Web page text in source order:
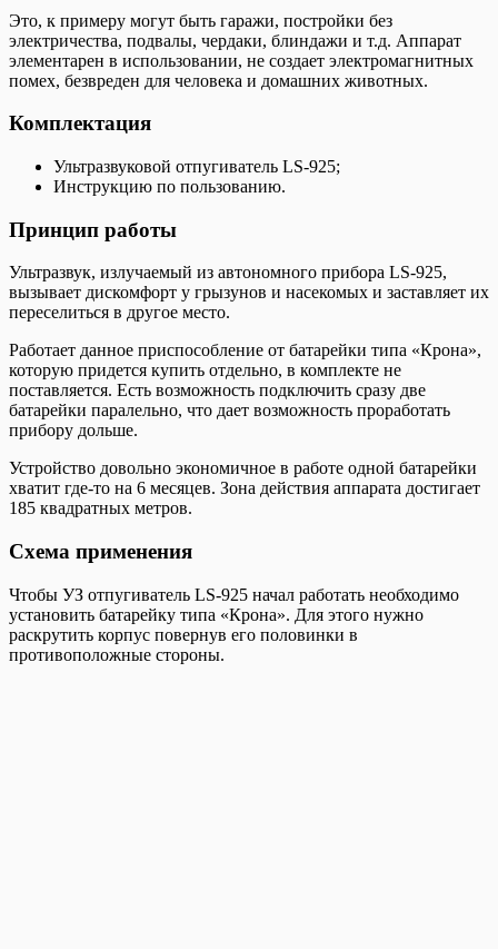
Это, к примеру могут быть гаражи, постройки без
электричества, подвалы, чердаки, блиндажи и т.д. Аппарат
элементарен в использовании, не создает электромагнитных
помех, безвреден для человека и домашних животных.
Комплектация
Ультразвуковой отпугиватель LS-925;
Инструкцию по пользованию.
Принцип работы
Ультразвук, излучаемый из автономного прибора LS-925,
вызывает дискомфорт у грызунов и насекомых и заставляет их
переселиться в другое место.
Работает данное приспособление от батарейки типа «Крона»,
которую придется купить отдельно, в комплекте не
поставляется. Есть возможность подключить сразу две
батарейки паралельно, что дает возможность проработать
прибору дольше.
Устройство довольно экономичное в работе одной батарейки
хватит где-то на 6 месяцев. Зона действия аппарата достигает
185 квадратных метров.
Схема применения
Чтобы УЗ отпугиватель LS-925 начал работать необходимо
установить батарейку типа «Крона». Для этого нужно
раскрутить корпус повернув его половинки в
противоположные стороны.